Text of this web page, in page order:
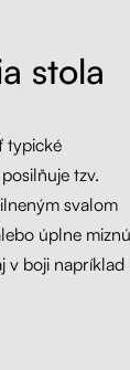
stola
typické
tzv.
svalom
úplne
v boji napríklad